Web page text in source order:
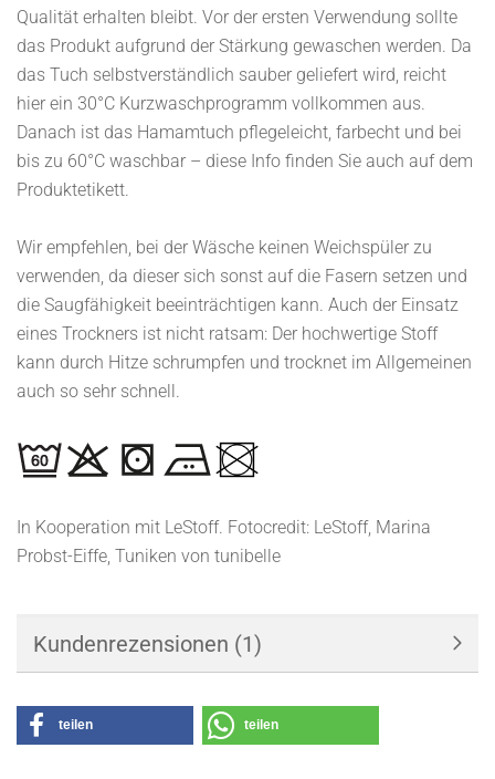
Qualität erhalten bleibt. Vor der ersten Verwendung sollte
das Produkt aufgrund der Stärkung gewaschen werden. Da
das Tuch selbstverständlich sauber geliefert wird, reicht
hier ein 30°C Kurzwaschprogramm vollkommen aus.
Danach ist das Hamamtuch pflegeleicht, farbecht und bei
bis zu 60°C waschbar – diese Info finden Sie auch auf dem
Produktetikett.
Wir empfehlen, bei der Wäsche keinen Weichspüler zu
verwenden, da dieser sich sonst auf die Fasern setzen und
die Saugfähigkeit beeinträchtigen kann. Auch der Einsatz
eines Trockners ist nicht ratsam: Der hochwertige Stoff
kann durch Hitze schrumpfen und trocknet im Allgemeinen
auch so sehr schnell.
In Kooperation mit LeStoff. Fotocredit: LeStoff, Marina
Probst-Eiffe, Tuniken von tunibelle
Kundenrezensionen (1)
teilen teilen